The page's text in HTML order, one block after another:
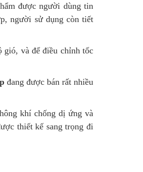
được người dùng tin
người sử dụng còn tiết
gió, và để điều chỉnh tốc
đang được bán rất nhiều
khí chống dị ứng và
thiết kế sang trọng đi